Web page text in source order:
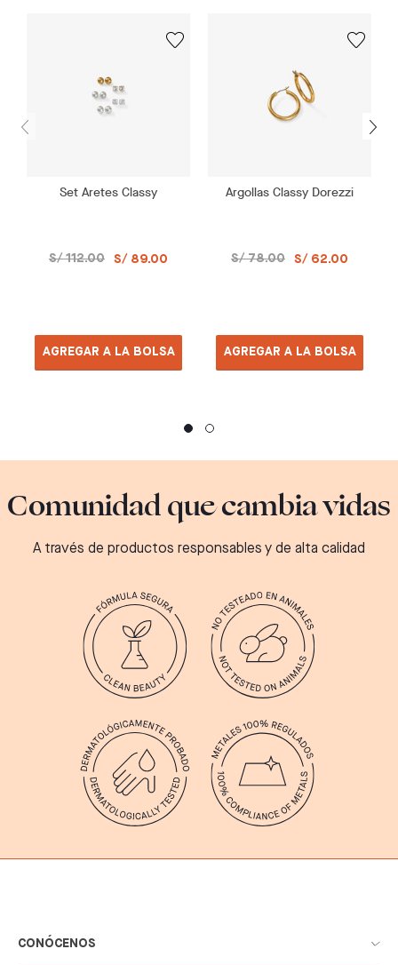
Set Aretes Classy
S/ 112.00 S/ 89.00
AGREGAR A LA BOLSA
Argollas Classy Dorezzi
S/ 78.00 S/ 62.00
AGREGAR A LA BOLSA
Comunidad que cambia vidas
A través de productos responsables y de alta calidad
CONÓCENOS